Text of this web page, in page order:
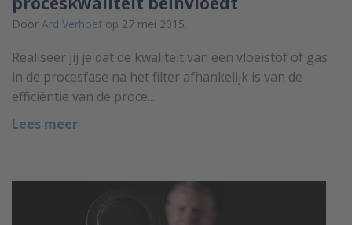
Door Ard Verhoef op 27 mei 2015.
Realiseer jij je dat de kwaliteit van een vloeistof of gas
in de procesfase na het filter afhankelijk is van de
efficiëntie van de proce...
Lees meer